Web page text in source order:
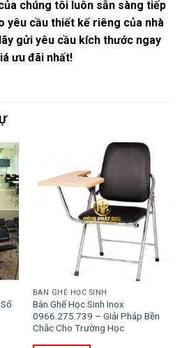
chúng tôi luôn sẵn sàng tiếp
yêu cầu thiết kế riêng của nhà
gửi yêu cầu kích thước ngay
ưu đãi nhất!
BÀN GHẾ HỌC SINH
Bàn Ghế Học Sinh Inox
0966.275.739 – Giải Pháp Bền
Chắc Cho Trường Học